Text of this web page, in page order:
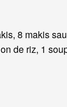
8 makis
de riz, 1